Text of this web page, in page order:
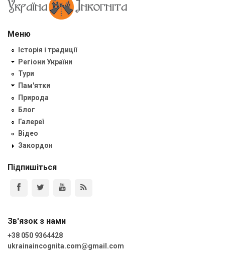
Меню
Історія і традиції
Регіони України
Тури
Пам'ятки
Природа
Блог
Галереї
Відео
Закордон
Підпишіться
Зв'язок з нами
+38 050 9364428
ukrainaincognita.com@gmail.com